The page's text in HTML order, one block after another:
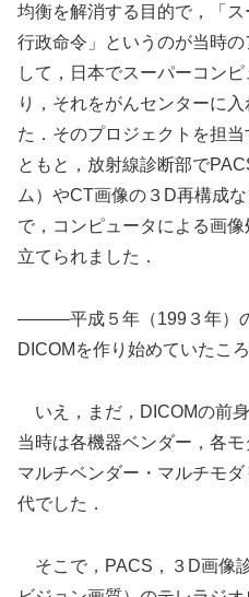
均衡を解消する目的で，「
行政命令」というのが当時
して，日本でスーパーコン
り，それをがんセンターに
た．そのプロジェクトを担
ともと，放射線診断部で
ム）やCT画像の３D再構成
で，コンピュータによる画
立てられました．
―――平成５年（199３年）
DICOMを作り始めていたこ
いえ，まだ，DICOMの前
当時は各機器ベンダー，各
マルチベンダー・マルチモ
代でした．
そこで，PACS，３D画像